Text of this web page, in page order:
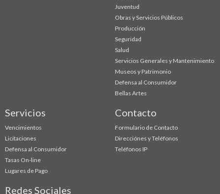
Juventud
Obras y Servicios Públicos
Producción
Seguridad
Salud
Servicios Generales y Mantenimiento
Museos y Patrimonio
Defensa al Consumidor
Bellas Artes
Servicios
Vencimientos
Licitaciones
Defensa al Consumidor
Tasas On-line
Lugares de Pago
Contacto
Formulario de Contacto
Direcciónes y Teléfonos
Teléfonos IP
Redes Sociales